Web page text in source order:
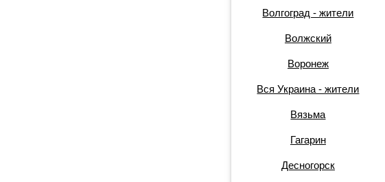
Волгоград - жители
Волжский
Воронеж
Вся Украина - жители
Вязьма
Гагарин
Десногорск